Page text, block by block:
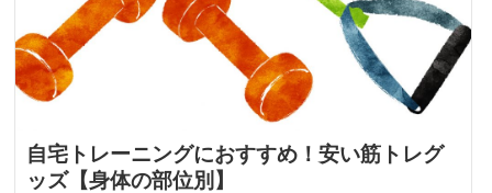
自宅トレーニングにおすすめ！安い筋トレグ
ッズ【身体の部位別】